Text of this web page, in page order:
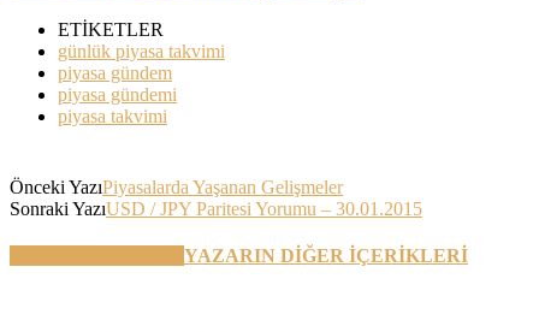
ETİKETLER
günlük piyasa takvimi
piyasa gündem
piyasa gündemi
piyasa takvimi
Önceki YazıPiyasalarda Yaşanan Gelişmeler
Sonraki YazıUSD / JPY Paritesi Yorumu – 30.01.2015
YAZARIN DİĞER İÇERİKLERİ